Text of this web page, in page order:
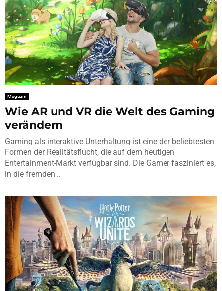
Magazin
Wie AR und VR die Welt des Gaming
verändern
Gaming als interaktive Unterhaltung ist eine der beliebtesten
Formen der Realitätsflucht, die auf dem heutigen
Entertainment-Markt verfügbar sind. Die Gamer fasziniert es,
in die fremden...